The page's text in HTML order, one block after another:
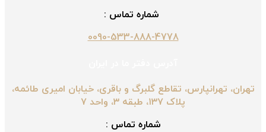
شماره تماس :
0090-533-888-4778
تهران، تهرانپارس، تقاطع گلبرگ و باقری، خیابان امیری طائمه،
پلاک ۱۳۷، طبقه ۳، واحد ۷
شماره تماس :